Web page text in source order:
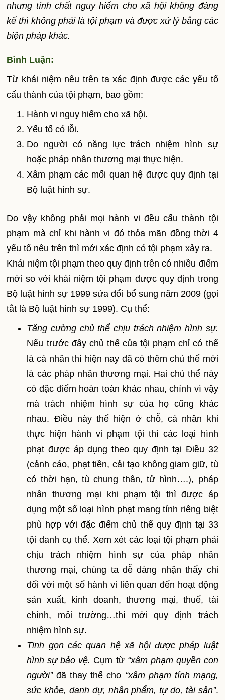
nhưng tính chất nguy hiểm cho xã hội không đáng
kể thì không phải là tội phạm và được xử lý bằng các
biện pháp khác.
Bình Luận:
Từ khái niệm nêu trên ta xác định được các yếu tố
cấu thành của tội phạm, bao gồm:
Hành vi nguy hiểm cho xã hội.
Yếu tố có lỗi.
Do người có năng lực trách nhiệm hình sự
hoặc pháp nhân thương mại thực hiện.
Xâm phạm các mối quan hệ được quy định tại
Bộ luật hình sự.
Do vậy không phải mọi hành vi đều cấu thành tội
phạm mà chỉ khi hành vi đó thỏa mãn đồng thời 4
yếu tố nêu trên thì mới xác định có tội phạm xảy ra.
Khái niệm tội phạm theo quy định trên có nhiều điểm
mới so với khái niệm tội phạm được quy định trong
Bộ luật hình sự 1999 sửa đổi bổ sung năm 2009 (gọi
tắt là Bộ luật hình sự 1999). Cụ thể:
Tăng cường chủ thể chịu trách nhiệm hình sự.
Nếu trước đây chủ thể của tội phạm chỉ có thể
là cá nhân thì hiện nay đã có thêm chủ thể mới
là các pháp nhân thương mại. Hai chủ thể này
có đặc điểm hoàn toàn khác nhau, chính vì vậy
mà trách nhiệm hình sự của họ cũng khác
nhau. Điều này thể hiện ở chỗ, cá nhân khi
thực hiện hành vi phạm tội thì các loại hình
phạt được áp dụng theo quy định tại Điều 32
(cảnh cáo, phạt tiền, cải tạo không giam giữ, tù
có thời hạn, tù chung thân, tử hình….), pháp
nhân thương mại khi phạm tội thì được áp
dụng một số loại hình phạt mang tính riêng biệt
phù hợp với đặc điểm chủ thể quy định tại 33
tội danh cụ thể. Xem xét các loại tội phạm phải
chịu trách nhiệm hình sự của pháp nhân
thương mại, chúng ta dễ dàng nhận thấy chỉ
đối với một số hành vi liên quan đến hoạt động
sản xuất, kinh doanh, thương mại, thuế, tài
chính, môi trường…thì mới quy định trách
nhiệm hình sự.
Tinh gọn các quan hệ xã hội được pháp luật
hình sự bảo vệ. Cụm từ “xâm phạm quyền con
người”đã thay thế cho “xâm phạm tính mạng,
sức khỏe, danh dự, nhân phẩm, tự do, tài sản”.